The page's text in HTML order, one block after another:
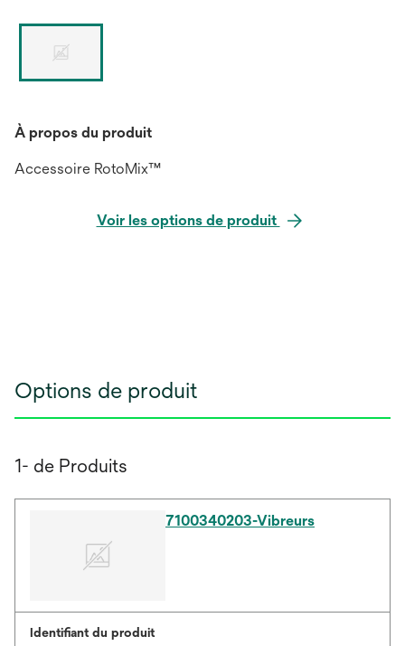
À propos du produit
Accessoire RotoMix™
Voir les options de produit
Options de produit
1- de Produits
7100340203-Vibreurs
Identifiant du produit